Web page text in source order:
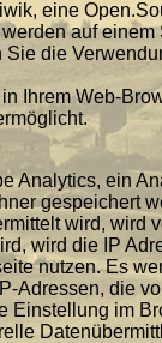
eine
auf
die
Ihrem Web-
Analytics, ein
gespeichert
wird, wird
wird die IP
nutzen. Es
Adressen, die
Einstellung im